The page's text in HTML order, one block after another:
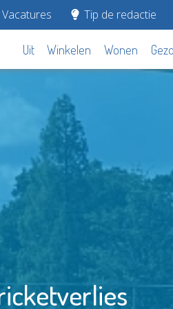
Vacatures Tip de redactie
Uit Winkelen Wonen